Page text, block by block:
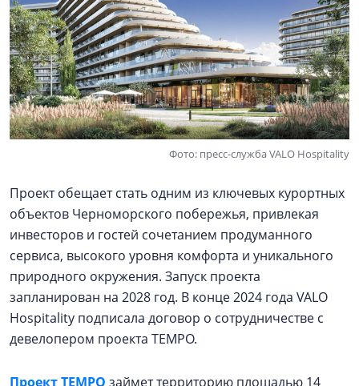
Фото: пресс-служба VALO Hospitality
Проект обещает стать одним из ключевых курортных
объектов Черноморского побережья, привлекая
инвесторов и гостей сочетанием продуманного
сервиса, высокого уровня комфорта и уникального
природного окружения. Запуск проекта
запланирован на 2028 год. В конце 2024 года VALO
Hospitality подписала договор о сотрудничестве с
девелопером проекта TEMPO.
Проект TEMPO займет территорию площадью 14